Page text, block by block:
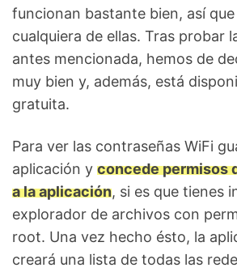
funcionan bastante bien, así
cualquiera de ellas. Tras probar
antes mencionada, hemos de
muy bien y, además, está
gratuita.
Para ver las contraseñas WiFi
aplicación y concede permisos
a la aplicación, si es que tienes
explorador de archivos con
root. Una vez hecho ésto, la
creará una lista de todas las